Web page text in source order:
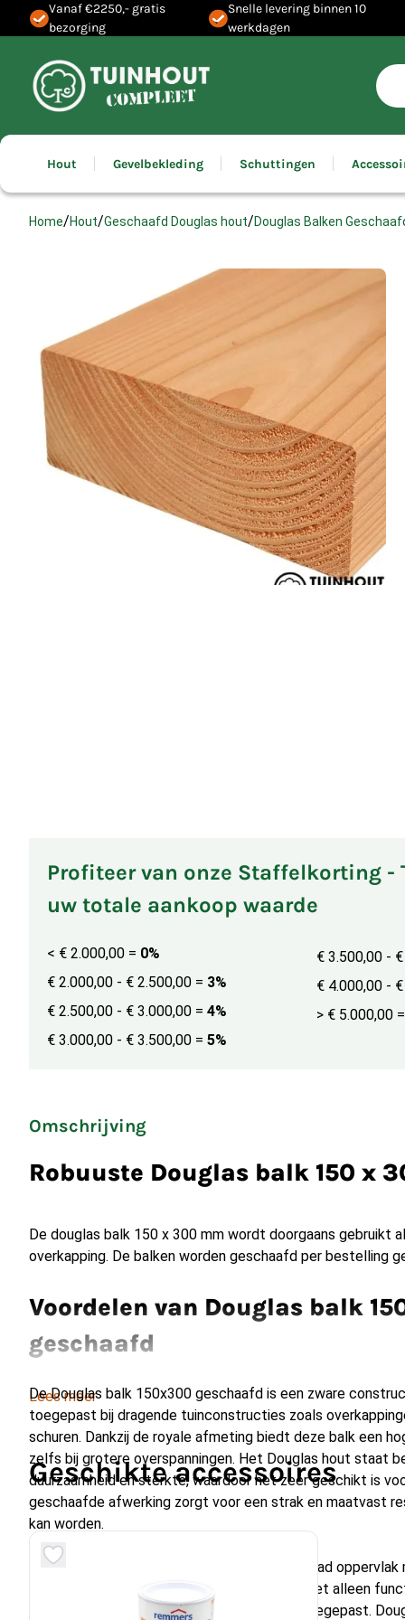
Vanaf €2250,- gratis
bezorging
Snelle levering binnen 10
werkdagen
Hout Gevelbekleding Schuttingen
Home/Hout/Geschaafd Douglas hout/Douglas Balken
Profiteer van onze Staffelkorting -
uw totale aankoop waarde
< € 2.000,00 = 0%
€ 2.000,00 - € 2.500,00 = 3%
€ 2.500,00 - € 3.000,00 = 4%
€ 3.000,00 - € 3.500,00 = 5%
€ 3.500,00 -
€ 4.000,00 -
> € 5.000,00 =
Omschrijving
Robuuste Douglas balk 150 x
De douglas balk 150 x 300 mm wordt doorgaans gebruikt
overkapping. De balken worden geschaafd per bestelling
Voordelen van Douglas balk
geschaafd
De Douglas balk 150x300 geschaafd is een zware
toegepast bij dragende tuinconstructies zoals
schuren. Dankzij de royale afmeting biedt deze balk een
zelfs bij grotere overspanningen. Het Douglas hout staat
duurzaamheid en sterkte, waardoor het zeer geschikt is
geschaafde afwerking zorgt voor een strak en maatvast
kan worden.
Doordat de balk geschaafd is, heeft hij een glad
minder kans op splinters. Dit maakt de balk niet alleen
aantrekkelijk wanneer hij in het zicht wordt toegepast.
Lees meer
Geschikte accessoires